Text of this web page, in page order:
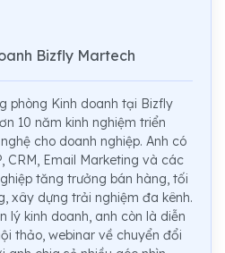
Bizfly Martech
phòng Kinh doanh tại Bizfly
10 năm kinh nghiệm triển
cho doanh nghiệp. Anh có
CRM, Email Marketing và các
tăng trưởng bán hàng, tối
xây dựng trải nghiệm đa kênh.
lý kinh doanh, anh còn là diễn
thảo, webinar về chuyển đổi